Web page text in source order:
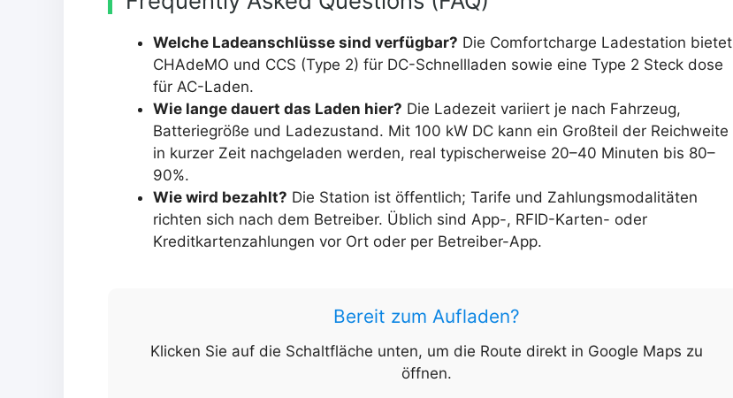
Welche Ladeanschlüsse sind verfügbar? Die Comfortcharge Ladestation bietet
CHAdeMO und CCS (Type 2) für DC-Schnellladen sowie eine Type 2 Steck dose
für AC-Laden.
Wie lange dauert das Laden hier? Die Ladezeit variiert je nach Fahrzeug,
Batteriegröße und Ladezustand. Mit 100 kW DC kann ein Großteil der Reichweite
in kurzer Zeit nachgeladen werden, real typischerweise 20–40 Minuten bis 80–
90%.
Wie wird bezahlt? Die Station ist öffentlich; Tarife und Zahlungsmodalitäten
richten sich nach dem Betreiber. Üblich sind App-, RFID-Karten- oder
Kreditkartenzahlungen vor Ort oder per Betreiber-App.
Bereit zum Aufladen?
Klicken Sie auf die Schaltfläche unten, um die Route direkt in Google Maps zu
öffnen.